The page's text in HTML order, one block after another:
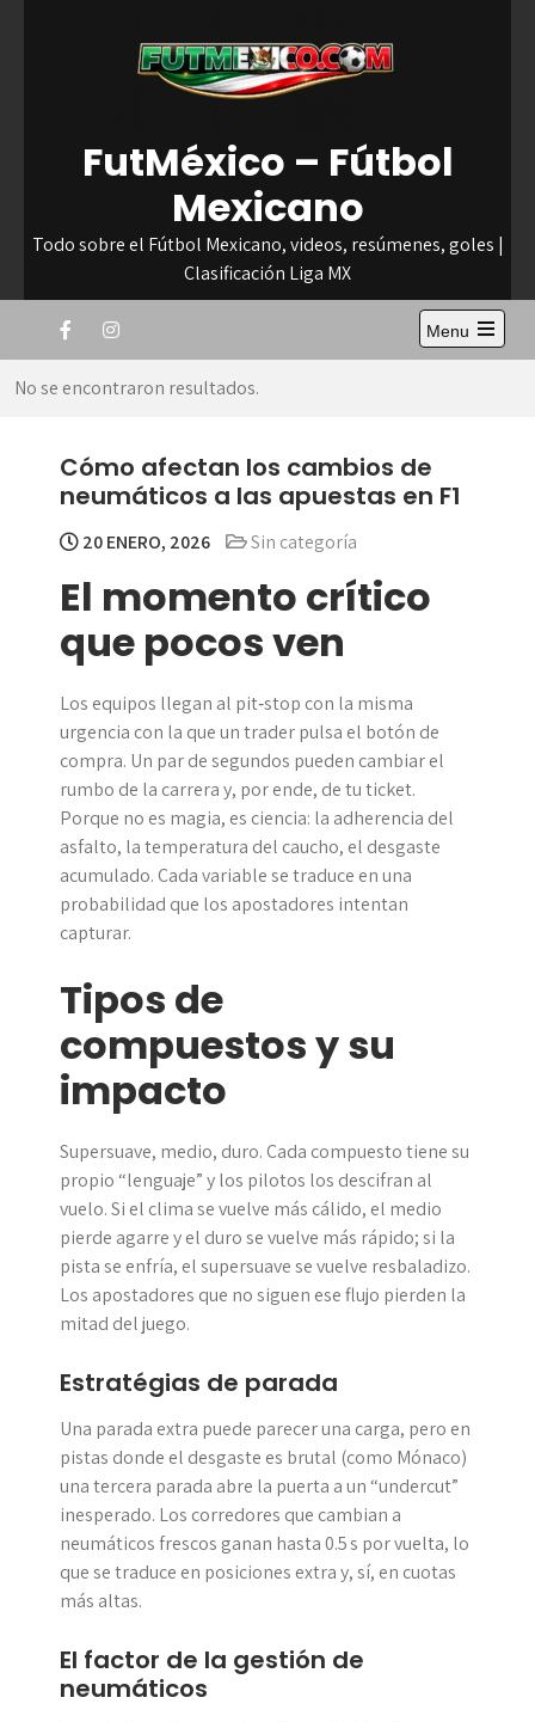
FutMéxico – Fútbol
Mexicano
Todo sobre el Fútbol Mexicano, videos, resúmenes, goles |
Clasificación Liga MX
Menu
Open
No se encontraron resultados.
Cómo afectan los cambios de
neumáticos a las apuestas en F1
20 ENERO, 2026 Sin categoría
El momento crítico
que pocos ven
Los equipos llegan al pit‑stop con la misma
urgencia con la que un trader pulsa el botón de
compra. Un par de segundos pueden cambiar el
rumbo de la carrera y, por ende, de tu ticket.
Porque no es magia, es ciencia: la adherencia del
asfalto, la temperatura del caucho, el desgaste
acumulado. Cada variable se traduce en una
probabilidad que los apostadores intentan
capturar.
Tipos de
compuestos y su
impacto
Supersuave, medio, duro. Cada compuesto tiene su
propio “lenguaje” y los pilotos los descifran al
vuelo. Si el clima se vuelve más cálido, el medio
pierde agarre y el duro se vuelve más rápido; si la
pista se enfría, el supersuave se vuelve resbaladizo.
Los apostadores que no siguen ese flujo pierden la
mitad del juego.
Estratégias de parada
Una parada extra puede parecer una carga, pero en
pistas donde el desgaste es brutal (como Mónaco)
una tercera parada abre la puerta a un “undercut”
inesperado. Los corredores que cambian a
neumáticos frescos ganan hasta 0.5 s por vuelta, lo
que se traduce en posiciones extra y, sí, en cuotas
más altas.
El factor de la gestión de
neumáticos